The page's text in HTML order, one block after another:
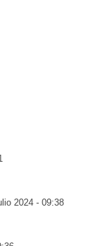
2024 - 09:38